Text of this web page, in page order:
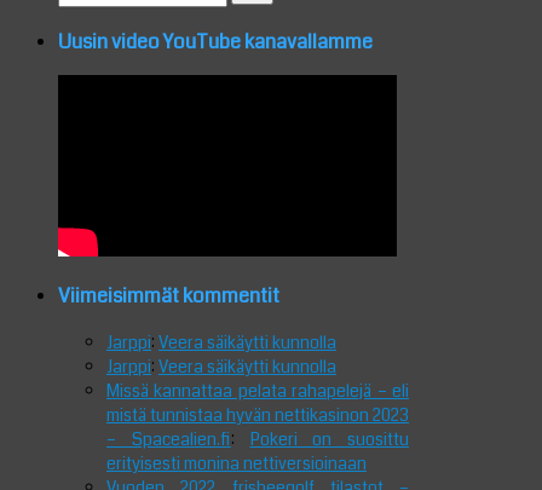
for:
Uusin video YouTube kanavallamme
Viimeisimmät kommentit
Jarppi: Veera säikäytti kunnolla
Jarppi: Veera säikäytti kunnolla
Missä kannattaa pelata rahapelejä – eli
mistä tunnistaa hyvän nettikasinon 2023
– Spacealien.fi: Pokeri on suosittu
erityisesti monina nettiversioinaan